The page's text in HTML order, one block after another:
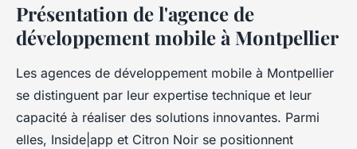
Présentation de l'agence de
développement mobile à Montpellier
Les agences de développement mobile à Montpellier
se distinguent par leur expertise technique et leur
capacité à réaliser des solutions innovantes. Parmi
elles, Inside|app et Citron Noir se positionnent